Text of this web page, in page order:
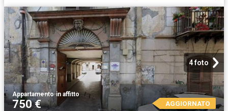
4 foto
Appartamento·in affitto
750 € AGGIORNATO